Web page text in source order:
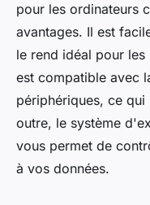
pour les ordinateurs
avantages. Il est
le rend idéal pour
est compatible avec
périphériques, ce
outre, le système
vous permet de
à vos données.